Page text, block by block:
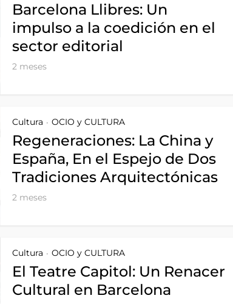
Barcelona Llibres: Un
impulso a la coedición en el
sector editorial
2 meses
Cultura • OCIO y CULTURA
Regeneraciones: La China y
España, En el Espejo de Dos
Tradiciones Arquitectónicas
2 meses
Cultura • OCIO y CULTURA
El Teatre Capitol: Un Renacer
Cultural en Barcelona